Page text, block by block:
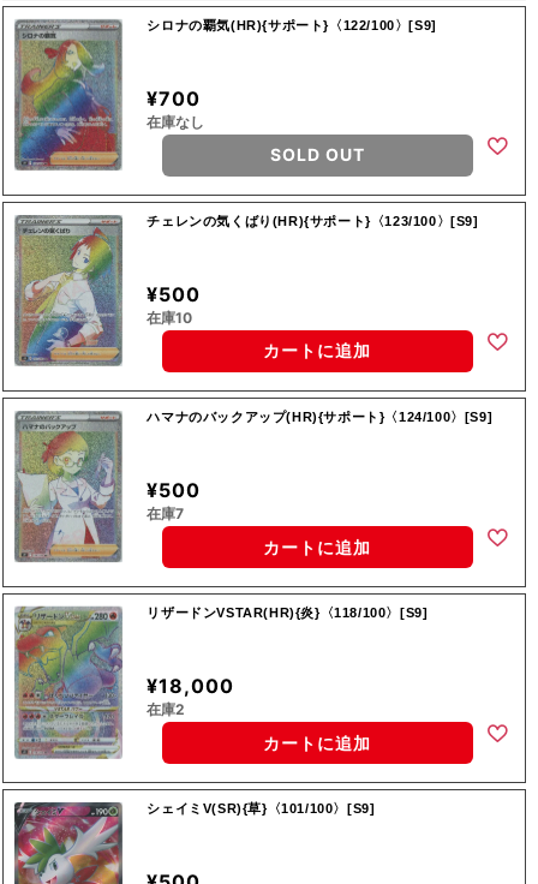
シロナの覇気(HR){サポート}〈122/100〉[S9]
¥700
在庫なし
SOLD OUT
チェレンの気くばり(HR){サポート}〈123/100〉[S9]
¥500
在庫10
カートに追加
ハマナのバックアップ(HR){サポート}〈124/100〉[S9]
¥500
在庫7
カートに追加
リザードンVSTAR(HR){炎}〈118/100〉[S9]
¥18,000
在庫2
カートに追加
シェイミV(SR){草}〈101/100〉[S9]